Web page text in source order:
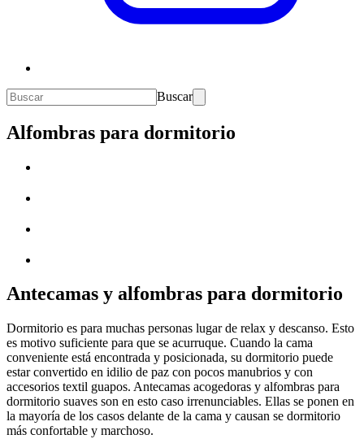
Buscar
Alfombras para dormitorio
Antecamas y alfombras para dormitorio
Dormitorio es para muchas personas lugar de relax y descanso. Esto
es motivo suficiente para que se acurruque. Cuando la cama
conveniente está encontrada y posicionada, su dormitorio puede
estar convertido en idilio de paz con pocos manubrios y con
accesorios textil guapos. Antecamas acogedoras y alfombras para
dormitorio suaves son en esto caso irrenunciables. Ellas se ponen en
la mayoría de los casos delante de la cama y causan se dormitorio
más confortable y marchoso.